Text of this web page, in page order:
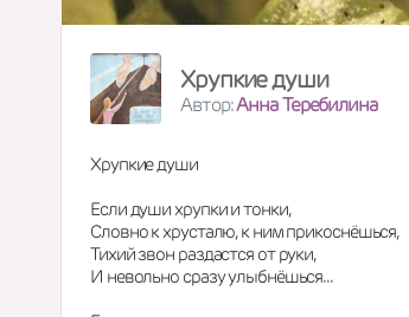
Хрупкие души
Автор:Анна Теребилина
Хрупкие души
Если души хрупки и тонки,
Словно к хрусталю, к ним прикоснёшься,
Тихий звон раздастся от руки,
И невольно сразу улыбнёшься...